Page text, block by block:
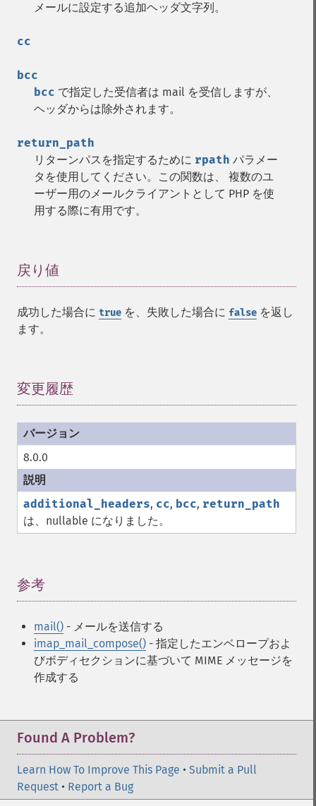
メールに設定する追加ヘッダ文字列。
cc
bcc
bcc で指定した受信者は mail を受信しますが、
ヘッダからは除外されます。
return_path
リターンパスを指定するために rpath パラメー
タを使用してください。この関数は、 複数のユ
ーザー用のメールクライアントとして PHP を使
用する際に有用です。
戻り値
成功した場合に true を、失敗した場合に false を返し
ます。
変更履歴
8.0.0
additional_headers, cc, bcc, return_path
は、nullable になりました。
参考
mail() - メールを送信する
imap_mail_compose() - 指定したエンベロープおよ
びボディセクションに基づいて MIME メッセージを
作成する
Found A Problem?
Learn How To Improve This Page • Submit a Pull
Request • Report a Bug